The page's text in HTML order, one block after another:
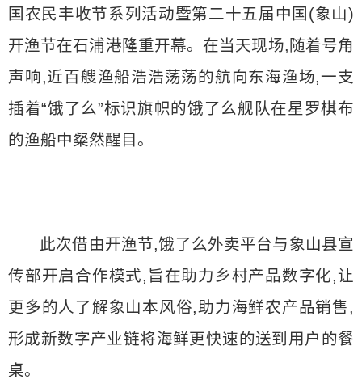
国农民丰收节系列活动暨第二十五届中国(象山)
开渔节在石浦港隆重开幕。在当天现场,随着号角
声响,近百艘渔船浩浩荡荡的航向东海渔场,一支
插着“饿了么”标识旗帜的饿了么舰队在星罗棋布
的渔船中粲然醒目。
此次借由开渔节,饿了么外卖平台与象山县宣
传部开启合作模式,旨在助力乡村产品数字化,让
更多的人了解象山本风俗,助力海鲜农产品销售,
形成新数字产业链将海鲜更快速的送到用户的餐
桌。